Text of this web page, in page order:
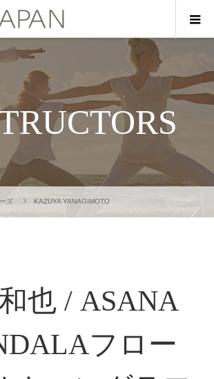
ズ KAZUYA YANAGIMOTO
也 / ASANA
フロー